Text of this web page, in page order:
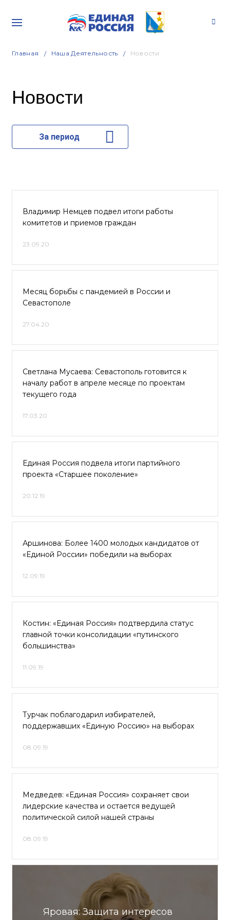
Главная Наша Деятельность Новости
Новости
За период
Владимир Немцев подвел итоги работы
комитетов и приемов граждан
23.09.20
Месяц борьбы с пандемией в России и
Севастополе
27.04.20
Светлана Мусаева: Севастополь готовится к
началу работ в апреле месяце по проектам
текущего года
17.03.20
Единая Россия подвела итоги партийного
проекта «Старшее поколение»
20.12.19
Аршинова: Более 1400 молодых кандидатов от
«Единой России» победили на выборах
12.09.19
Костин: «Единая Россия» подтвердила статус
главной точки консолидации «путинского
большинства»
11.09.19
Турчак поблагодарил избирателей,
поддержавших «Единую Россию» на выборах
08.09.19
Медведев: «Единая Россия» сохраняет свои
лидерские качества и остается ведущей
политической силой нашей страны
08.09.19
Яровая: Защита интересов